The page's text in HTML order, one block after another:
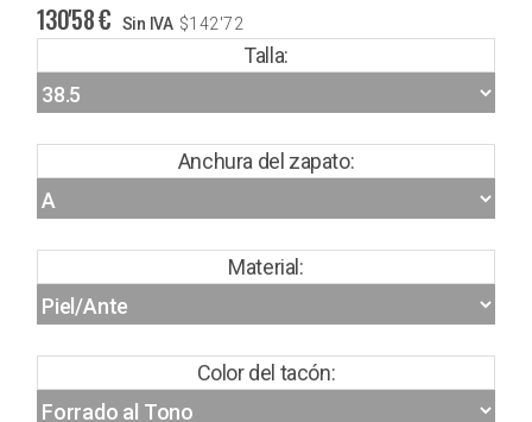
130'58€ Sin IVA $142'72
Talla:
Anchura del zapato:
Material:
Color del tacón: